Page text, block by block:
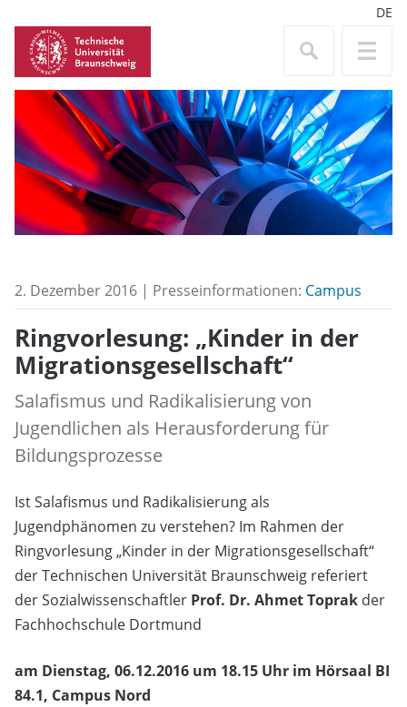
DE
2. Dezember 2016 | Presseinformationen: Campus
Ringvorlesung: „Kinder in der
Migrationsgesellschaft“
Salafismus und Radikalisierung von
Jugendlichen als Herausforderung für
Bildungsprozesse
Ist Salafismus und Radikalisierung als
Jugendphänomen zu verstehen? Im Rahmen der
Ringvorlesung „Kinder in der Migrationsgesellschaft“
der Technischen Universität Braunschweig referiert
der Sozialwissenschaftler Prof. Dr. Ahmet Toprak der
Fachhochschule Dortmund
am Dienstag, 06.12.2016 um 18.15 Uhr im Hörsaal BI
84.1, Campus Nord